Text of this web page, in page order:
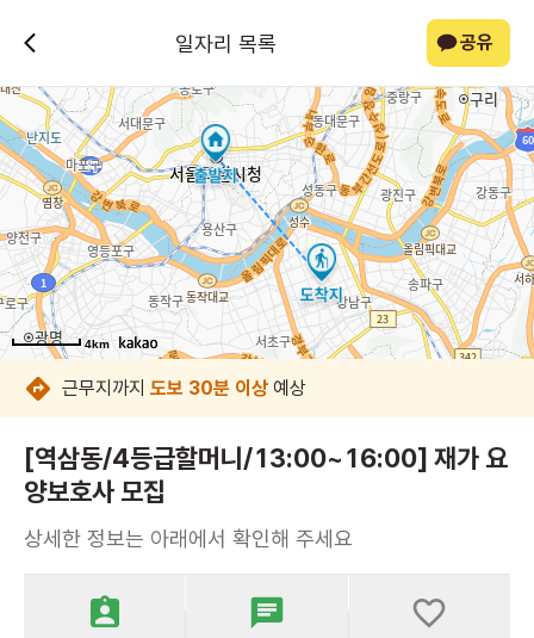
일자리 목록 공유
4km
4km
4km
4km
4km
4km
4km
4km
근무지까지 도보 30분 이상 예상
[역삼동/4등급할머니/13:00~16:00] 재가 요
양보호사 모집
상세한 정보는 아래에서 확인해 주세요